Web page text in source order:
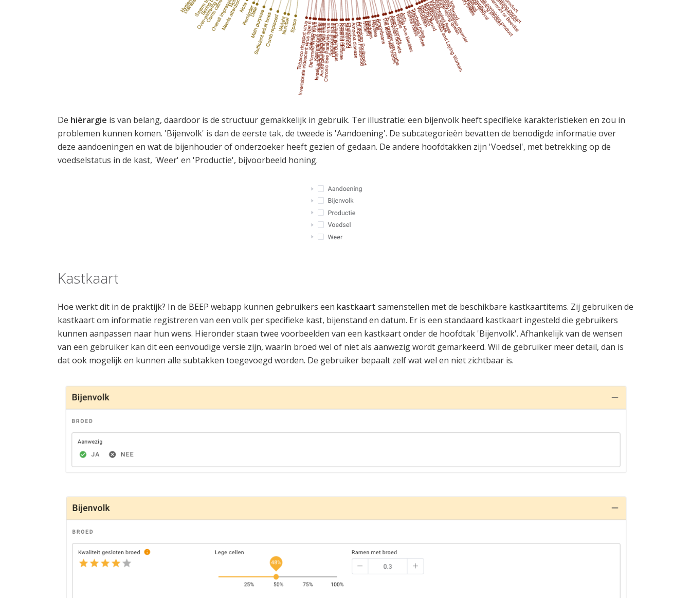
De hiërargie is van belang, daardoor is de structuur gemakkelijk in gebruik. Ter illustratie: een bijenvolk heeft specifieke karakteristieken en zou in
problemen kunnen komen. 'Bijenvolk' is dan de eerste tak, de tweede is 'Aandoening'. De subcategorieën bevatten de benodigde informatie over
deze aandoeningen en wat de bijenhouder of onderzoeker heeft gezien of gedaan. De andere hoofdtakken zijn 'Voedsel', met betrekking op de
voedselstatus in de kast, 'Weer' en 'Productie', bijvoorbeeld honing.
Kastkaart
Hoe werkt dit in de praktijk? In de BEEP webapp kunnen gebruikers een kastkaart samenstellen met de beschikbare kastkaartitems. Zij gebruiken de
kastkaart om informatie registreren van een volk per specifieke kast, bijenstand en datum. Er is een standaard kastkaart ingesteld die gebruikers
kunnen aanpassen naar hun wens. Hieronder staan twee voorbeelden van een kastkaart onder de hoofdtak 'Bijenvolk'. Afhankelijk van de wensen
van een gebruiker kan dit een eenvoudige versie zijn, waarin broed wel of niet als aanwezig wordt gemarkeerd. Wil de gebruiker meer detail, dan is
dat ook mogelijk en kunnen alle subtakken toegevoegd worden. De gebruiker bepaalt zelf wat wel en niet zichtbaar is.